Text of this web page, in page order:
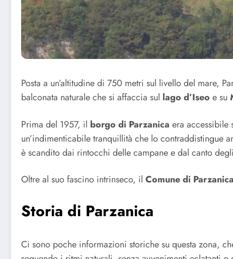
Posta a un’altitudine di 750 metri sul livello del mare,
balconata naturale che si affaccia sul lago d’Iseo e su
Prima del 1957, il borgo di Parzanica era accessibile
un’indimenticabile tranquillità che lo contraddistingue
è scandito dai rintocchi delle campane e dal canto
Oltre al suo fascino intrinseco, il Comune di Parzanica
Storia di Parzanica
Ci sono poche informazioni storiche su questa zona,